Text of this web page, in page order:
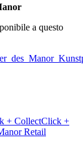
a questo
+ CollectClick +
Retail